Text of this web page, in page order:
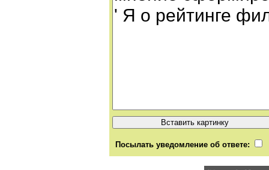
Посылать уведомление об ответе: